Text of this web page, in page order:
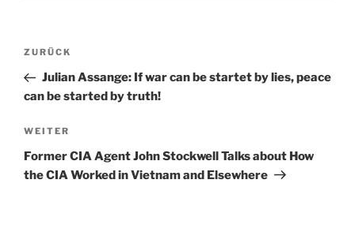
Beitragsnavigation
Vorheriger
Beitrag
ZURÜCK
Julian Assange: If war can be startet by lies, peace
can be started by truth!
Nächster
Beitrag
WEITER
Former CIA Agent John Stockwell Talks about How
the CIA Worked in Vietnam and Elsewhere